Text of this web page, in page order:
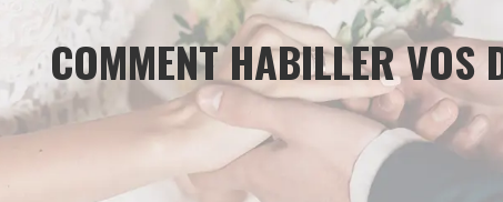
COMMENT HABILLER VOS